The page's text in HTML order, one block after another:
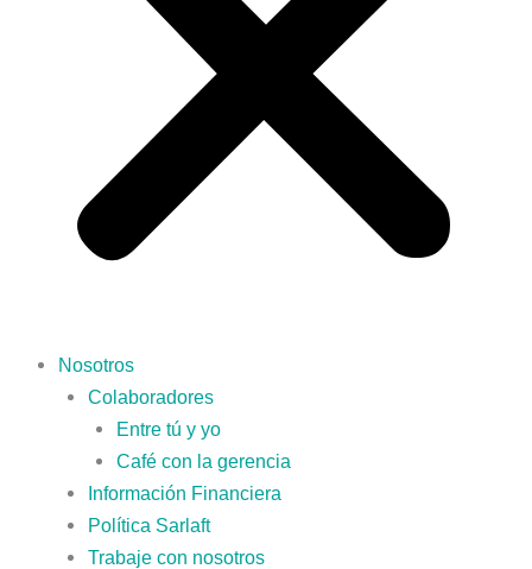
Nosotros
Colaboradores
Entre tú y yo
Café con la gerencia
Información Financiera
Política Sarlaft
Trabaje con nosotros